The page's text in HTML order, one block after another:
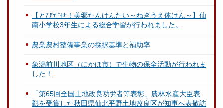
【とびだせ！美郷たんけんたい～ねぎうえ体けん～】仙
南小学校3年生による総合学習が行われました。
農業農村整備事業の採択基準と補助率
象潟前川地区（にかほ市）で生物の保全活動が行われま
した！
「第65回全国土地改良功労者等表彰」農林水産大臣表
彰を受賞した秋田県仙北平野土地改良区が知事へ表敬訪